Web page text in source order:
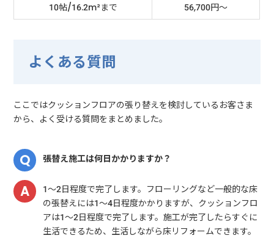
10帖/16.2m²まで
56,700円～
よくある質問
ここではクッションフロアの張り替えを検討しているお客さま
から、よく受ける質問をまとめました。
張替え施工は何日かかりますか？
1～2日程度で完了します。フローリングなど一般的な床
の張替えには1～4日程度かかりますが、クッションフロ
アは1～2日程度で完了します。施工が完了したらすぐに
生活できるため、生活しながら床リフォームできます。